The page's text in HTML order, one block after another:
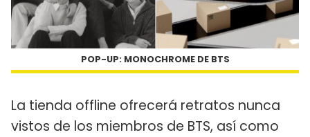
POP-UP: MONOCHROME DE BTS
La tienda offline ofrecerá retratos nunca
vistos de los miembros de BTS, así como